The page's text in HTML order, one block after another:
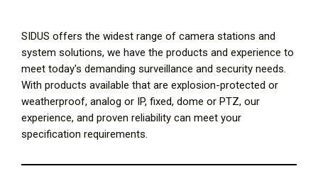
SIDUS offers the widest range of camera stations and
system solutions, we have the products and experience to
meet today's demanding surveillance and security needs.
With products available that are explosion-protected or
weatherproof, analog or IP, fixed, dome or PTZ, our
experience, and proven reliability can meet your
specification requirements.